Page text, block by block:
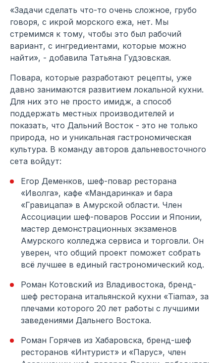
«Задачи сделать что-то очень сложное, грубо
говоря, с икрой морского ежа, нет. Мы
стремимся к тому, чтобы это был рабочий
вариант, с ингредиентами, которые можно
найти», - добавила Татьяна Гудзовская.
Повара, которые разработают рецепты, уже
давно занимаются развитием локальной кухни.
Для них это не просто имидж, а способ
поддержать местных производителей и
показать, что Дальний Восток - это не только
природа, но и уникальная гастрономическая
культура. В команду авторов дальневосточного
сета войдут:
Егор Деменков, шеф-повар ресторана
«Иволга», кафе «Мандаринка» и бара
«Гравицапа» в Амурской области. Член
Ассоциации шеф-поваров России и Японии,
мастер демонстрационных экзаменов
Амурского колледжа сервиса и торговли. Он
уверен, что общий проект поможет собрать
всё лучшее в единый гастрономический код.
Роман Котовский из Владивостока, бренд-
шеф ресторана итальянской кухни «Tiama», за
плечами которого 20 лет работы с лучшими
заведениями Дальнего Востока.
Роман Горячев из Хабаровска, бренд-шеф
ресторанов «Интурист» и «Парус», член